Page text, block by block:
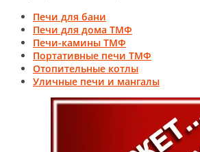
Печи для бани
Печи для дома ТМФ
Печи-камины ТМФ
Портативные печи ТМФ
Отопительные котлы
Уличные печи и мангалы